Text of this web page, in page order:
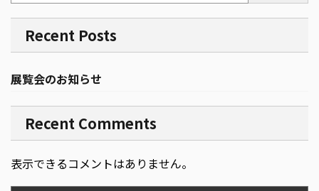
Recent Posts
展覧会のお知らせ
Recent Comments
表示できるコメントはありません。